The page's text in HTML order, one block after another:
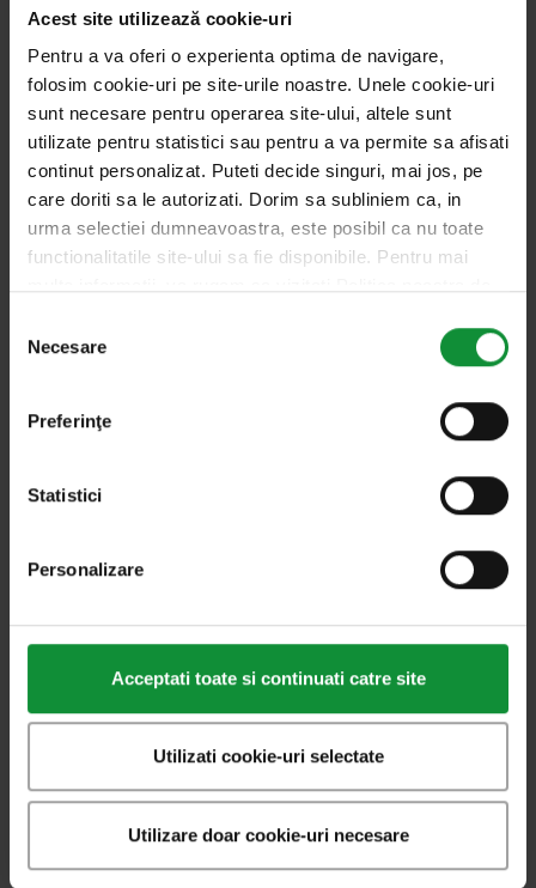
Acest site utilizează cookie-uri
Pentru a va oferi o experienta optima de navigare,
folosim cookie-uri pe site-urile noastre. Unele cookie-uri
sunt necesare pentru operarea site-ului, altele sunt
utilizate pentru statistici sau pentru a va permite sa afisati
continut personalizat. Puteti decide singuri, mai jos, pe
care doriti sa le autorizati. Dorim sa subliniem ca, in
urma selectiei dumneavoastra, este posibil ca nu toate
functionalitatile site-ului sa fie disponibile. Pentru mai
consimțământului
Necesare
Preferinţe
Statistici
Personalizare
Acceptati toate si continuati catre site
Utilizati cookie-uri selectate
Utilizare doar cookie-uri necesare
Se pune sau nu oțet peste tomate?
În multe țări se pune. În bucătăria italiană, de
exemplu, roșiile sunt adesea asezonate cu oțet
balsamic. În alte regiuni mediteraneene se folosește
oțet de vin sau suc de lămâie.
Totuși, există un motiv pentru care numeroși
consumatori preferă roșiile fără oțet: roșia este deja
un fruct relativ acid. Ea conține în mod natural acizi
organici, în special acid citric și acid malic. O roșie
bine coaptă are un echilibru delicat între zaharuri și
aciditate. Dacă se adaugă prea mult oțet, acest
echilibru poate fi perturbat, iar gustul natural al
oțet salate
Eisberg
Partajați această postare: